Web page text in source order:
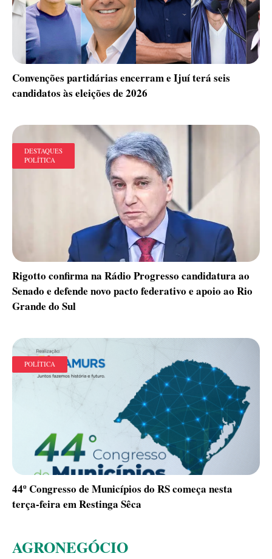
Convenções partidárias encerram e Ijuí terá seis
candidatos às eleições de 2026
DESTAQUES
POLÍTICA
Rigotto confirma na Rádio Progresso candidatura ao
Senado e defende novo pacto federativo e apoio ao Rio
Grande do Sul
POLÍTICA
44º Congresso de Municípios do RS começa nesta
terça-feira em Restinga Sêca
AGRONEGÓCIO